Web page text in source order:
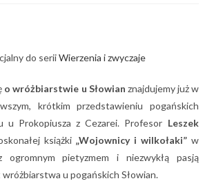
do seriiWierzenia i zwyczaje
o wróżbiarstwie u Słowian znajdujemy już w
krótkim przedstawieniu pogańskich
u Prokopiusza z Cezarei. Profesor Leszek
książki „Wojownicy i wilkołaki”w
ogromnym pietyzmem i niezwykłą pasją
u pogańskich Słowian.